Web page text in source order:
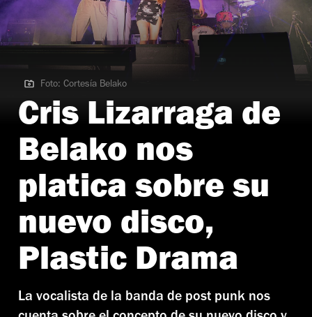
Foto: Cortesía Belako
Foto: Cortesía Belako
Cris Lizarraga de
Belako nos
platica sobre su
nuevo disco,
Plastic Drama
La vocalista de la banda de post punk nos